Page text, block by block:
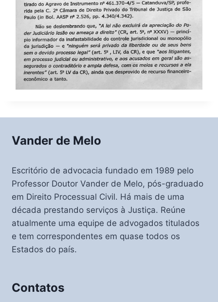
Vander de Melo
Escritório de advocacia fundado em 1989 pelo
Professor Doutor Vander de Melo, pós-graduado
em Direito Processual Civil. Há mais de uma
década prestando serviços à Justiça. Reúne
atualmente uma equipe de advogados titulados
e tem correspondentes em quase todos os
Estados do país.
Contatos